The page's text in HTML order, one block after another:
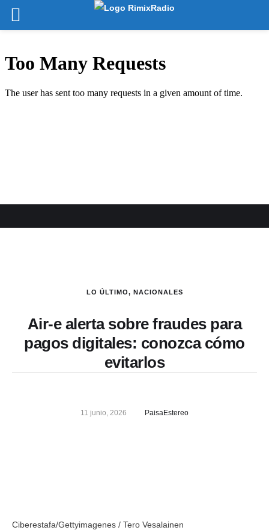
LO ÚLTIMO, NACIONALES
Air-e alerta sobre fraudes para
pagos digitales: conozca cómo
evitarlos
11 junio, 2026 PaisaEstereo
Ciberestafa/Gettyimagenes / Tero Vesalainen